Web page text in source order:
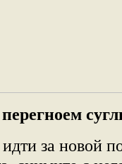
за новой